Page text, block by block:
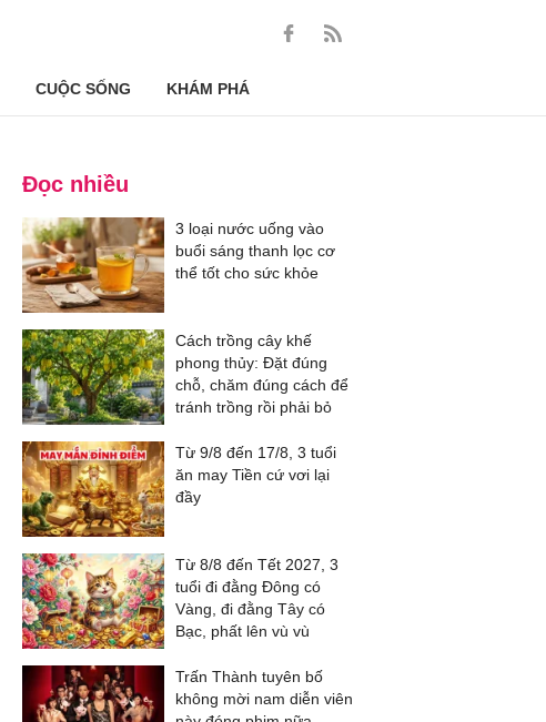
CUỘC SỐNG KHÁM PHÁ
Đọc nhiều
3 loại nước uống vào
buổi sáng thanh lọc cơ
thể tốt cho sức khỏe
Cách trồng cây khế
phong thủy: Đặt đúng
chỗ, chăm đúng cách để
tránh trồng rồi phải bỏ
Từ 9/8 đến 17/8, 3 tuổi
ăn may Tiền cứ vơi lại
đầy
Từ 8/8 đến Tết 2027, 3
tuổi đi đằng Đông có
Vàng, đi đằng Tây có
Bạc, phất lên vù vù
Trấn Thành tuyên bố
không mời nam diễn viên